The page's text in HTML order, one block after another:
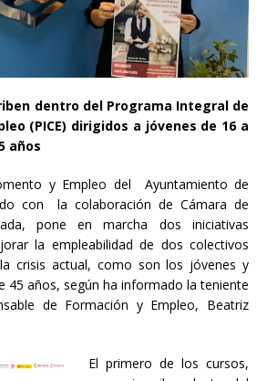
dentro del Programa Integral de
(PICE) dirigidos a jóvenes de 16 a
años
y Empleo del Ayuntamiento de
con la colaboración de Cámara de
pone en marcha dos iniciativas
la empleabilidad de dos colectivos
crisis actual, como son los jóvenes y
45 años, según ha informado la teniente
de Formación y Empleo, Beatriz
El primero de los cursos,